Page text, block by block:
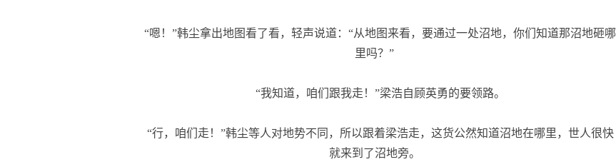
“嗯！”韩尘拿出地图看了看，轻声说道：“从地图来看，要通过一处沼地，你们知道那沼地砸哪
里吗？”
“我知道，咱们跟我走！”梁浩自顾英勇的要领路。
“行，咱们走！”韩尘等人对地势不同，所以跟着梁浩走，这货公然知道沼地在哪里，世人很快
就来到了沼地旁。